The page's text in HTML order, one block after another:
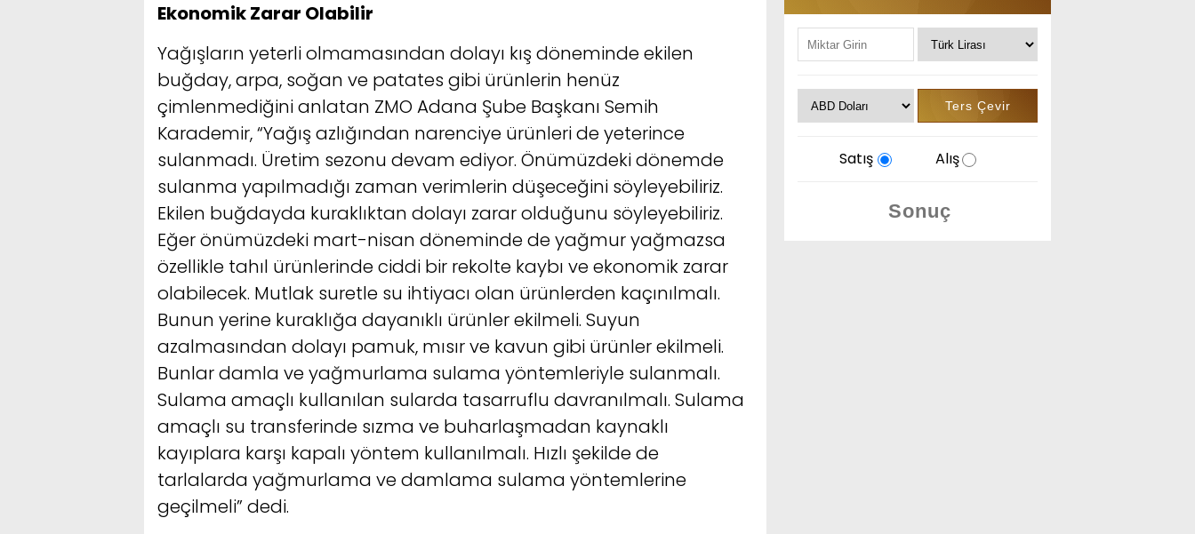
Ekonomik Zarar Olabilir
Yağışların yeterli olmamasından dolayı kış döneminde ekilen
buğday, arpa, soğan ve patates gibi ürünlerin henüz
çimlenmediğini anlatan ZMO Adana Şube Başkanı Semih
Karademir, “Yağış azlığından narenciye ürünleri de yeterince
sulanmadı. Üretim sezonu devam ediyor. Önümüzdeki dönemde
sulanma yapılmadığı zaman verimlerin düşeceğini söyleyebiliriz.
Ekilen buğdayda kuraklıktan dolayı zarar olduğunu söyleyebiliriz.
Eğer önümüzdeki mart-nisan döneminde de yağmur yağmazsa
özellikle tahıl ürünlerinde ciddi bir rekolte kaybı ve ekonomik zarar
olabilecek. Mutlak suretle su ihtiyacı olan ürünlerden kaçınılmalı.
Bunun yerine kuraklığa dayanıklı ürünler ekilmeli. Suyun
azalmasından dolayı pamuk, mısır ve kavun gibi ürünler ekilmeli.
Bunlar damla ve yağmurlama sulama yöntemleriyle sulanmalı.
Sulama amaçlı kullanılan sularda tasarruflu davranılmalı. Sulama
amaçlı su transferinde sızma ve buharlaşmadan kaynaklı
kayıplara karşı kapalı yöntem kullanılmalı. Hızlı şekilde de
tarlalarda yağmurlama ve damlama sulama yöntemlerine
geçilmeli” dedi.
Satış Alış